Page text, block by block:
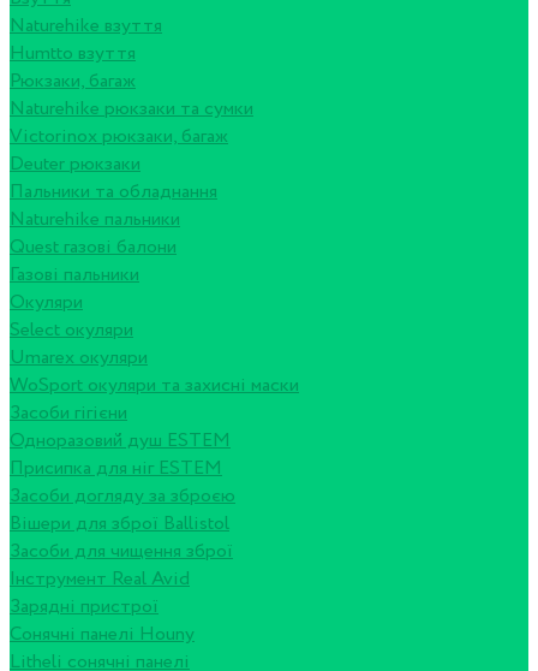
Naturehike взуття
Humtto взуття
Рюкзаки, багаж
Naturehike рюкзаки та сумки
Victorinox рюкзаки, багаж
Deuter рюкзаки
Пальники та обладнання
Naturehike пальники
Quest газові балони
Газові пальники
Окуляри
Select окуляри
Umarex окуляри
WoSport окуляри та захисні маски
Засоби гігієни
Одноразовий душ ESTEM
Присипка для ніг ESTEM
Засоби догляду за зброєю
Вішери для зброї Ballistol
Засоби для чищення зброї
Інструмент Real Avid
Зарядні пристрої
Сонячні панелі Houny
Litheli сонячні панелі